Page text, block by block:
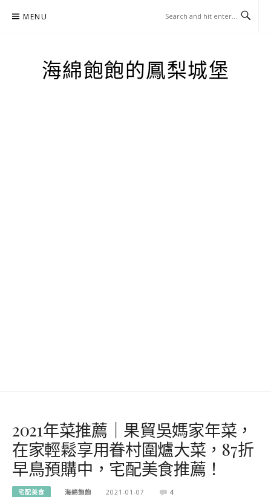
MENU
海綿飽飽的鳳梨城堡
2021年菜推薦｜果貿吳媽家年菜，
在家輕鬆享用眷村圍爐大菜，87折
早鳥預購中，宅配美食推薦！
宅配美食 海綿飽飽 2021-01-07 4